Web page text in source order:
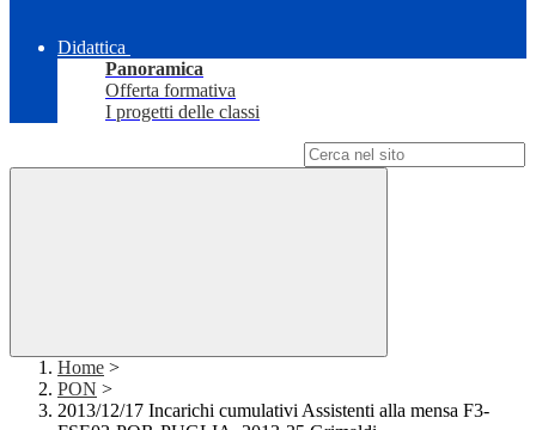
Didattica
Panoramica
Offerta formativa
I progetti delle classi
Home >
PON >
2013/12/17 Incarichi cumulativi Assistenti alla mensa F3-